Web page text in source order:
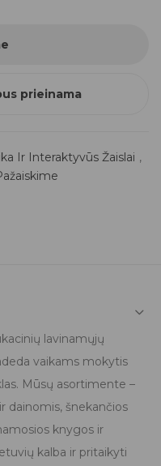
prieinama
Ir Interaktyvūs Žaislai ,
lavinamųjų
vaikams mokytis
Mūsų asortimente –
dainomis, šnekančios
knygos ir
kalba ir pritaikyti